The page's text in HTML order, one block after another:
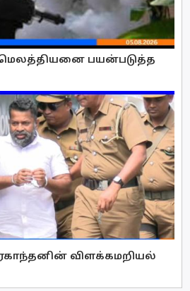
மெலத்தியனை பயன்படுத்த
விளக்கமறியல்